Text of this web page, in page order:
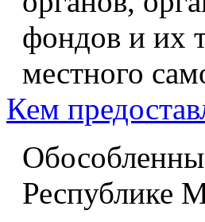
фондов и их
местного
Кем
Республике